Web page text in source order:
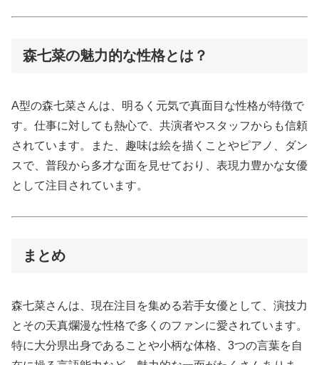
森七菜の魅力的な性格とは？
A型の森七菜さんは、明るく元気で真面目な性格が特徴で
す。仕事に対しても熱心で、共演者やスタッフからも信頼
されています。また、趣味は絵を描くことやピアノ、ダン
スで、普段から多才な面を見せており、表現力豊かな女優
として注目されています。
まとめ
森七菜さんは、現在注目を集める若手女優として、演技力
とその天真爛漫な性格で多くのファンに愛されています。
特に大分県出身であることや小柄な体格、3つの言葉を自